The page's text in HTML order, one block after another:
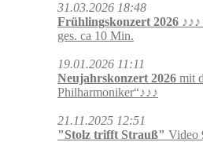
31.03.2026 18:48
Frühlingskonzert 2026
ges. ca 10 Min.
19.01.2026 11:11
Neujahrskonzert 2026 mit
Philharmoniker“♪♪♪
21.11.2025 12:51
"Stolz trifft Strauß" Video